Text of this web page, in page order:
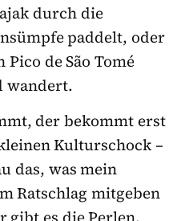
durch die
paddelt, oder
de São Tomé
wandert.
der bekommt erst
Kulturschock –
das, was mein
Ratschlag mitgeben